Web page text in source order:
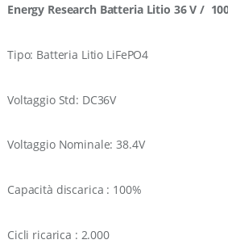
Energy Research Batteria Litio 36 V /
Tipo: Batteria Litio LiFePO4
Voltaggio Std: DC36V
Voltaggio Nominale: 38.4V
Capacità discarica : 100%
Cicli ricarica : 2.000